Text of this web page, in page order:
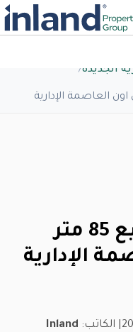
الجديدة/
احجز الان l شقة للبيع 85 متر
الإدارية
| الكاتب: Inland